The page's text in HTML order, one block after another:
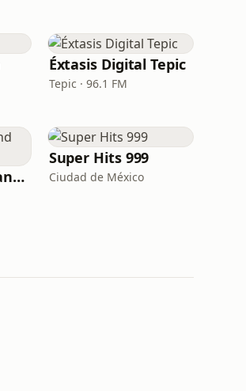
Éxtasis Digital Tepic
Tepic · 96.1 FM
Stream 1 - Hits and Mix
Super Hits 999
Ciudad de México